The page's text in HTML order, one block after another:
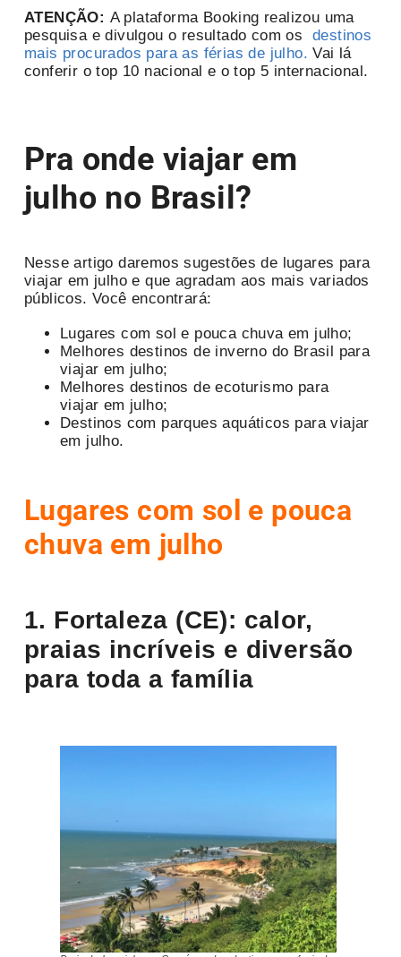
ATENÇÃO: A plataforma Booking realizou uma
pesquisa e divulgou o resultado com os destinos
mais procurados para as férias de julho. Vai lá
conferir o top 10 nacional e o top 5 internacional.
Pra onde viajar em
julho no Brasil?
Nesse artigo daremos sugestões de lugares para
viajar em julho e que agradam aos mais variados
públicos. Você encontrará:
Lugares com sol e pouca chuva em julho;
Melhores destinos de inverno do Brasil para
viajar em julho;
Melhores destinos de ecoturismo para
viajar em julho;
Destinos com parques aquáticos para viajar
em julho.
Lugares com sol e pouca
chuva em julho
1. Fortaleza (CE): calor,
praias incríveis e diversão
para toda a família